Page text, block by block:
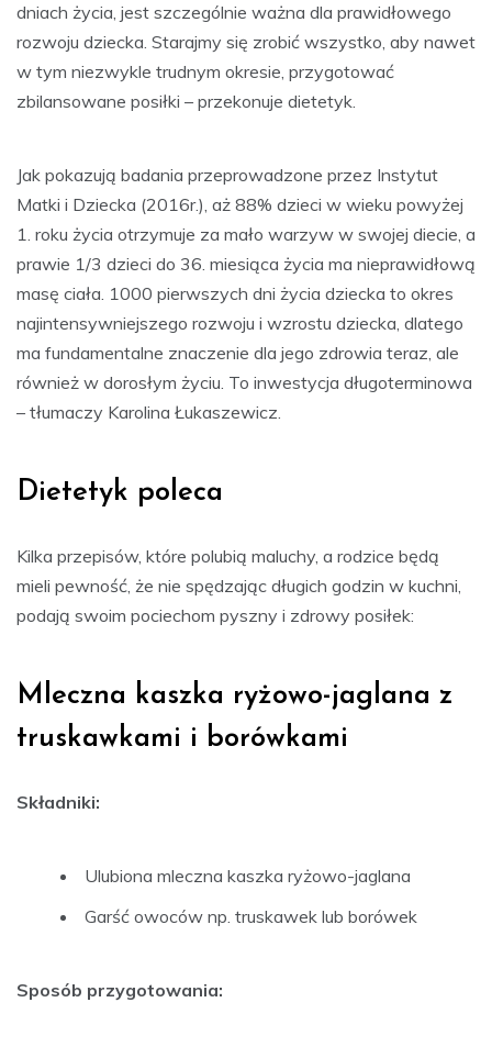
dniach życia, jest szczególnie ważna dla prawidłowego
rozwoju dziecka. Starajmy się zrobić wszystko, aby nawet
w tym niezwykle trudnym okresie, przygotować
zbilansowane posiłki – przekonuje dietetyk.
Jak pokazują badania przeprowadzone przez Instytut
Matki i Dziecka (2016r.), aż 88% dzieci w wieku powyżej
1. roku życia otrzymuje za mało warzyw w swojej diecie, a
prawie 1/3 dzieci do 36. miesiąca życia ma nieprawidłową
masę ciała. 1000 pierwszych dni życia dziecka to okres
najintensywniejszego rozwoju i wzrostu dziecka, dlatego
ma fundamentalne znaczenie dla jego zdrowia teraz, ale
również w dorosłym życiu. To inwestycja długoterminowa
– tłumaczy Karolina Łukaszewicz.
Dietetyk poleca
Kilka przepisów, które polubią maluchy, a rodzice będą
mieli pewność, że nie spędzając długich godzin w kuchni,
podają swoim pociechom pyszny i zdrowy posiłek:
Mleczna kaszka ryżowo-jaglana z
truskawkami i borówkami
Składniki:
Ulubiona mleczna kaszka ryżowo-jaglana
Garść owoców np. truskawek lub borówek
Sposób przygotowania: